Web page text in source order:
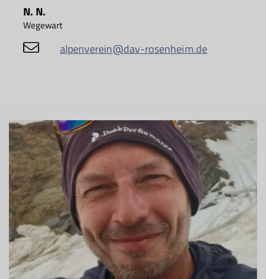
N. N.
Wegewart
alpenverein@dav-rosenheim.de